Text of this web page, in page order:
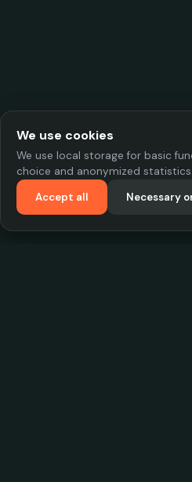
We use cookies
We use local storage for basic
choice and anonymized
Accept all
Necessary